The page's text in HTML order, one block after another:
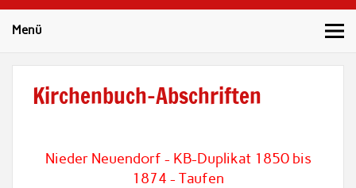
Menü
Kirchenbuch-Abschriften
Nieder Neuendorf - KB-Duplikat 1850 bis
1874 - Taufen